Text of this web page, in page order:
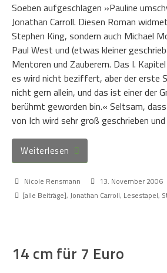
Soeben aufgeschlagen »Pauline
Jonathan Carroll. Diesen Roman
Stephen King, sondern auch Michael
Paul West und (etwas kleiner
Mentoren und Zauberern. Das I.
es wird nicht beziffert, aber der erste
nicht gern allein, und das ist einer der
berühmt geworden bin.« Seltsam,
von Ich wird sehr groß geschrieben
Weiterlesen
Nicole Rensmann
13. November 2006
[alle Beiträge], Jonathan Carroll, Lesestapel,
14 cm für 7 Euro